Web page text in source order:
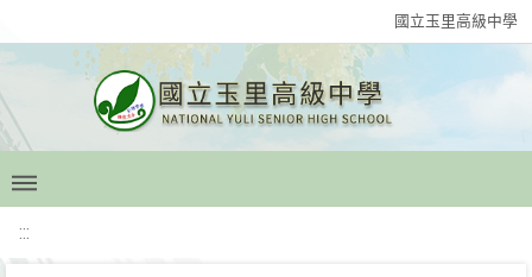
國立玉里高級中學
:::